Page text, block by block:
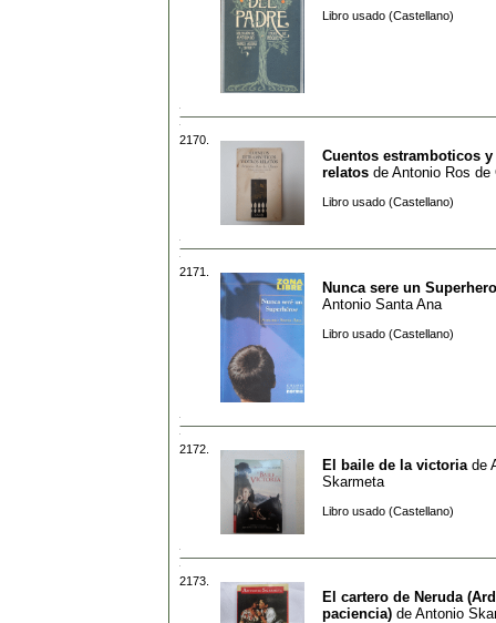
Libro usado (Castellano)
2170.
Cuentos estramboticos
relatos de Antonio Ros de
Libro usado (Castellano)
2171.
Nunca sere un
Antonio Santa Ana
Libro usado (Castellano)
2172.
El baile de la victoria de
Skarmeta
Libro usado (Castellano)
2173.
El cartero de Neruda
paciencia) de Antonio